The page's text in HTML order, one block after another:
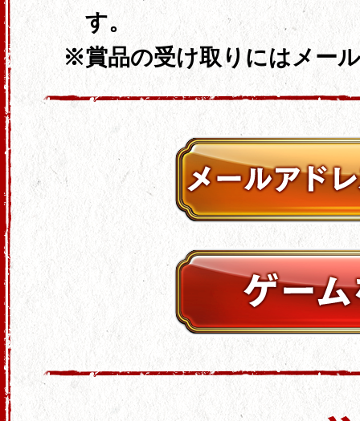
す。
賞品の受け取りにはメー